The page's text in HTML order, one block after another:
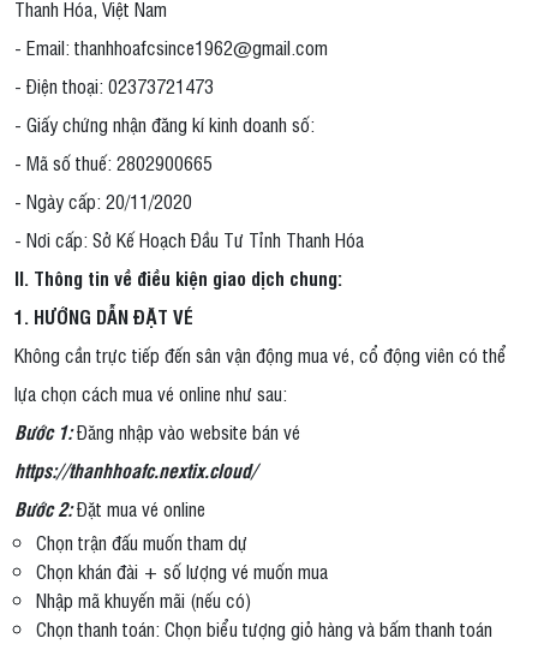
Thanh Hóa, Việt Nam
- Email: thanhhoafcsince1962@gmail.com
- Điện thoại: 02373721473
- Giấy chứng nhận đăng kí kinh doanh số:
- Mã số thuế: 2802900665
- Ngày cấp: 20/11/2020
- Nơi cấp: Sở Kế Hoạch Đầu Tư Tỉnh Thanh Hóa
II. Thông tin về điều kiện giao dịch chung:
1. HƯỚNG DẪN ĐẶT VÉ
Không cần trực tiếp đến sân vận động mua vé, cổ động viên có thể
lựa chọn cách mua vé online như sau:
Bước 1:Đăng nhập vào website bán vé
https://thanhhoafc.nextix.cloud/
Bước 2:Đặt mua vé online
Chọn trận đấu muốn tham dự
Chọn khán đài + số lượng vé muốn mua
Nhập mã khuyến mãi (nếu có)
Chọn thanh toán: Chọn biểu tượng giỏ hàng và bấm thanh toán